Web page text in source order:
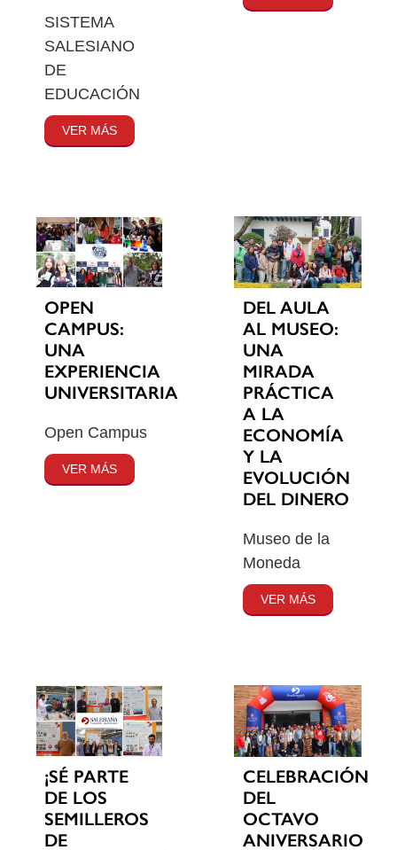
SISTEMA
SALESIANO
DE
EDUCACIÓN
VER MÁS
OPEN
CAMPUS:
UNA
EXPERIENCIA
UNIVERSITARIA
Open Campus
VER MÁS
DEL AULA
AL MUSEO:
UNA
MIRADA
PRÁCTICA
A LA
ECONOMÍA
Y LA
EVOLUCIÓN
DEL DINERO
Museo de la
Moneda
VER MÁS
¡SÉ PARTE
DE LOS
SEMILLEROS
DE
CELEBRACIÓN
DEL
OCTAVO
ANIVERSARIO